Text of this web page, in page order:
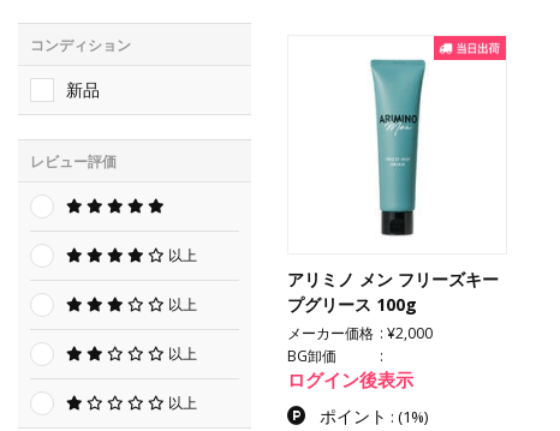
コンディション
新品
レビュー評価
以上
以上
以上
以上
アリミノ メン フリーズキー
プグリース 100g
メーカー価格
¥2,000
BG卸価
ログイン後表示
ポイント : (1%)